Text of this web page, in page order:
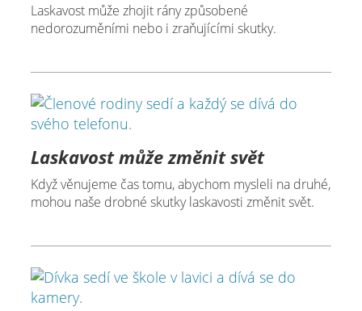
Laskavost může zhojit rány způsobené
nedorozuměními nebo i zraňujícími skutky.
Laskavost může změnit svět
Když věnujeme čas tomu, abychom mysleli na druhé,
mohou naše drobné skutky laskavosti změnit svět.